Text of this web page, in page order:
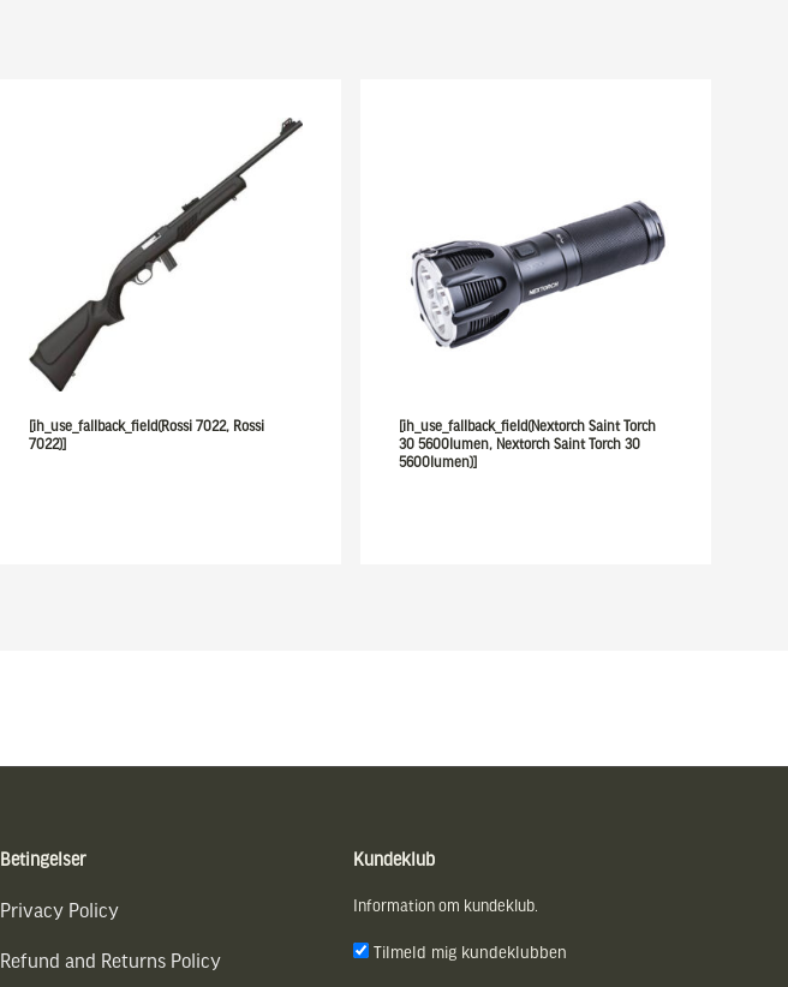
[ih_use_fallback_field(Rossi 7022, Rossi
7022)]
[ih_use_fallback_field(Nextorch Saint Torch
30 5600lumen, Nextorch Saint Torch 30
5600lumen)]
Betingelser
Privacy Policy
Refund and Returns Policy
Kundeklub
Information om kundeklub.
Tilmeld mig kundeklubben